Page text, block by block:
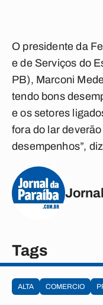
O presidente da
e de Serviços do
PB), Marconi
tendo bons
e os setores
fora do lar
desempenhos”,
Tags
ALTA COMERCIO